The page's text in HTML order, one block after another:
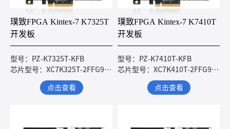
璞致FPGA Kintex-7 K7325T
开发板
型号：PZ-K7325T-KFB
芯片型号：XC7K325T-2FFG900I
点击查看
璞致FPGA Kintex-7 K7410T
开发板
型号：PZ-K7410T-KFB
芯片型号：XC7K410T-2FFG900I
点击查看